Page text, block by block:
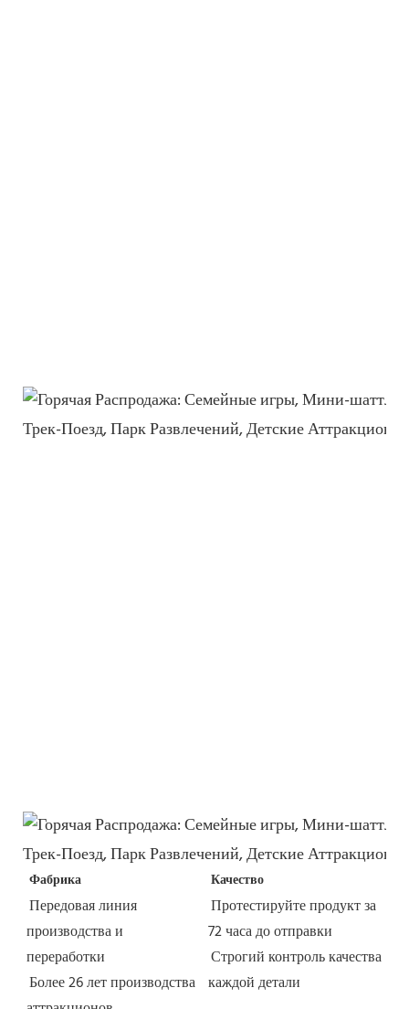
Фабрика
Передовая линия
производства и
переработки
Более 26 лет производства
Качество
Протестируйте продукт за
72 часа до отправки
Строгий контроль качества
каждой детали